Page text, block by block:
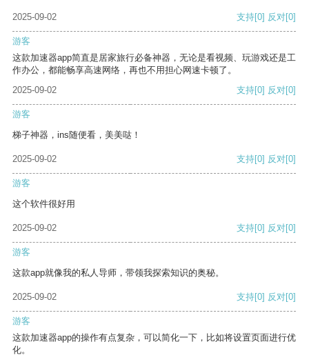
2025-09-02 支持[0] 反对[0]
游客
这款加速器app简直是居家旅行必备神器，无论是看视频、玩游戏还是工
作办公，都能畅享高速网络，再也不用担心网速卡顿了。
2025-09-02
支持[0] 反对[0]
游客
梯子神器，ins随便看，美美哒！
2025-09-02 支持[0] 反对[0]
游客
这个软件很好用
2025-09-02 支持[0] 反对[0]
游客
这款app就像我的私人导师，带领我探索知识的奥秘。
2025-09-02 支持[0] 反对[0]
游客
这款加速器app的操作有点复杂，可以简化一下，比如将设置页面进行优
化。